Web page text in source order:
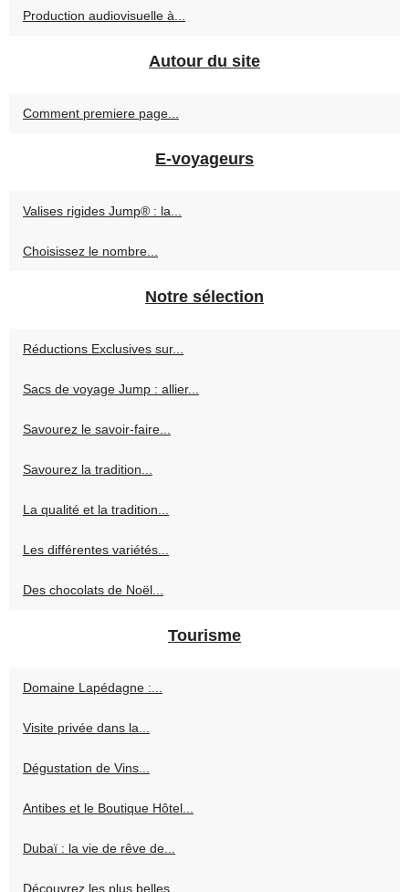
Production audiovisuelle à...
Autour du site
Comment premiere page...
E-voyageurs
Valises rigides Jump® : la...
Choisissez le nombre...
Notre sélection
Réductions Exclusives sur...
Sacs de voyage Jump : allier...
Savourez le savoir-faire...
Savourez la tradition...
La qualité et la tradition...
Les différentes variétés...
Des chocolats de Noël...
Tourisme
Domaine Lapédagne :...
Visite privée dans la...
Dégustation de Vins...
Antibes et le Boutique Hôtel...
Dubaï : la vie de rêve de...
Découvrez les plus belles...